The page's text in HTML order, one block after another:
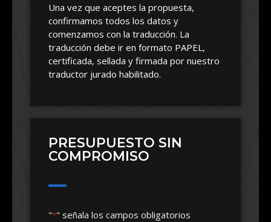
Una vez que aceptes la propuesta,
confirmamos todos los datos y
comenzamos con la traducción. La
traducción debe ir en formato PAPEL,
certificada, sellada y firmada por nuestro
traductor jurado habilitado.
PRESUPUESTO SIN
COMPROMISO
"*" señala los campos obligatorios